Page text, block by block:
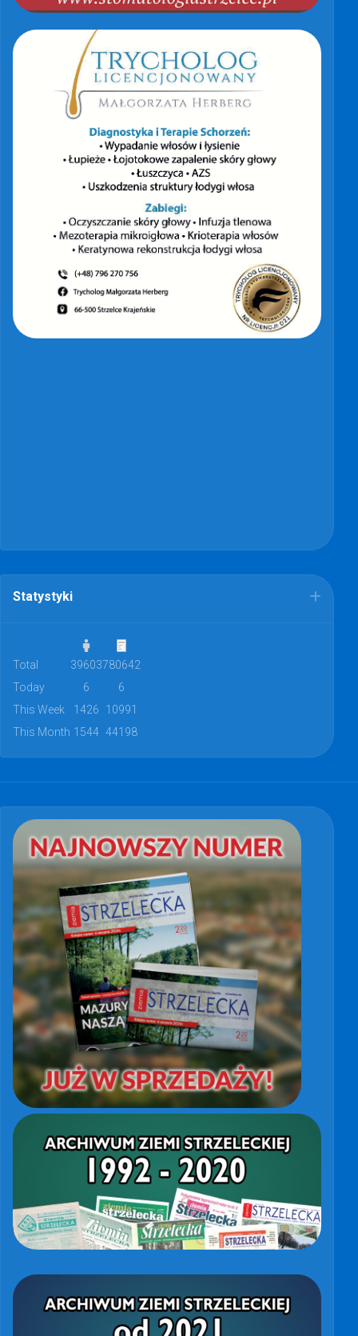
Statystyki
Total 39603780642
Today
6
6
This Week
1426
10991
This Month 1544 44198